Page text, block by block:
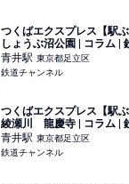
つくばエクスプレス【
しょうぶ沼公園 | コラム |
青井駅 東京都足立区
鉄道チャンネル
つくばエクスプレス【
綾瀬川 龍慶寺 | コラム |
青井駅 東京都足立区
鉄道チャンネル